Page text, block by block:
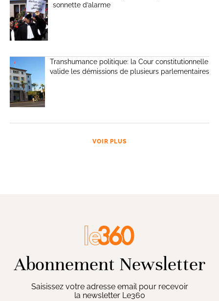
sonnette d’alarme
Transhumance politique: la Cour constitutionnelle
valide les démissions de plusieurs parlementaires
VOIR PLUS
Abonnement Newsletter
Saisissez votre adresse email pour recevoir
la newsletter Le360